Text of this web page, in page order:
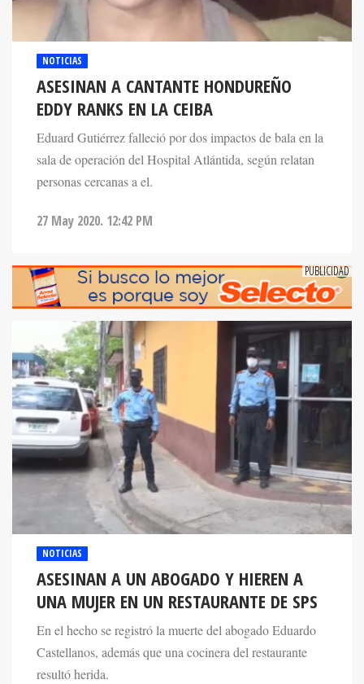
NOTICIAS
ASESINAN A CANTANTE HONDUREÑO
EDDY RANKS EN LA CEIBA
Eduard Gutiérrez falleció por dos impactos de bala en la
sala de operación del Hospital Atlántida, según relatan
personas cercanas a el.
27 May 2020. 12:42 PM
ASESINAN A UN ABOGADO Y HIEREN A
UNA MUJER EN UN RESTAURANTE DE SPS
En el hecho se registró la muerte del abogado Eduardo
Castellanos, además que una cocinera del restaurante
resultó herida.